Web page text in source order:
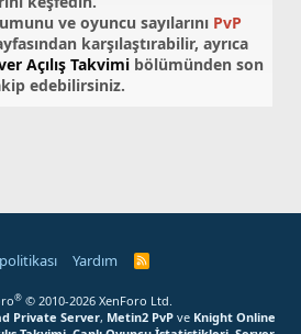
ve oyuncu sayılarını PvP
karşılaştırabilir, ayrıca
Açılış Takvimi bölümünden son
edebilirsiniz.
Yardım
S
T
U
® © 2010-2026 XenForo Ltd.
Private Server, Metin2 PvP ve Knight Online